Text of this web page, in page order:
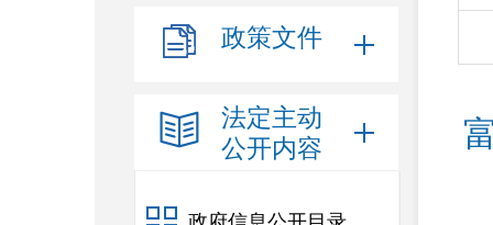
政策文件
法定主动
公开内容